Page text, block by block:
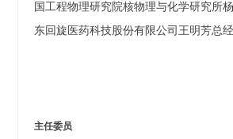
国工程物理研究院核物理与化学研究所
东回旋医药科技股份有限公司王明芳总
主任委员